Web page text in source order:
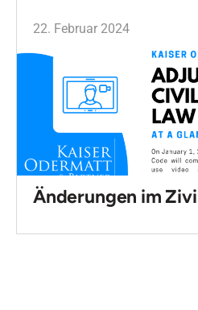
22. Februar 2024
Änderungen im